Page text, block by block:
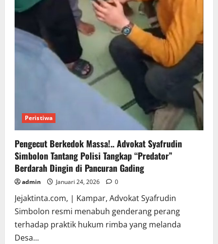
Peristiwa
Pengecut Berkedok Massa!.. Advokat Syafrudin
Simbolon Tantang Polisi Tangkap “Predator”
Berdarah Dingin di Pancuran Gading
admin Januari 24, 2026 0
Jejaktinta.com, | Kampar, Advokat Syafrudin
Simbolon resmi menabuh genderang perang
terhadap praktik hukum rimba yang melanda
Desa...